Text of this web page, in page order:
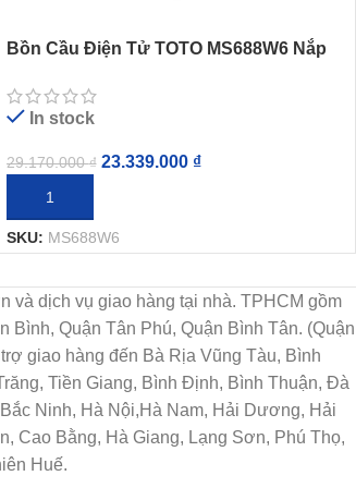
Bồn Cầu Điện Tử TOTO MS688W6 Nắp
In stock
29.170.000₫ 23.339.000 ₫
THÊM VÀO GIỎ HÀNG
SKU: MS688W6
và dịch vụ giao hàng tại nhà. TPHCM gồm
Bình, Quận Tân Phú, Quận Bình Tân. (Quận
giao hàng đến Bà Rịa Vũng Tàu, Bình
Tiền Giang, Bình Định, Bình Thuận, Đà
Ninh, Hà Nội,Hà Nam, Hải Dương, Hải
Cao Bằng, Hà Giang, Lạng Sơn, Phú Thọ,
Huế.